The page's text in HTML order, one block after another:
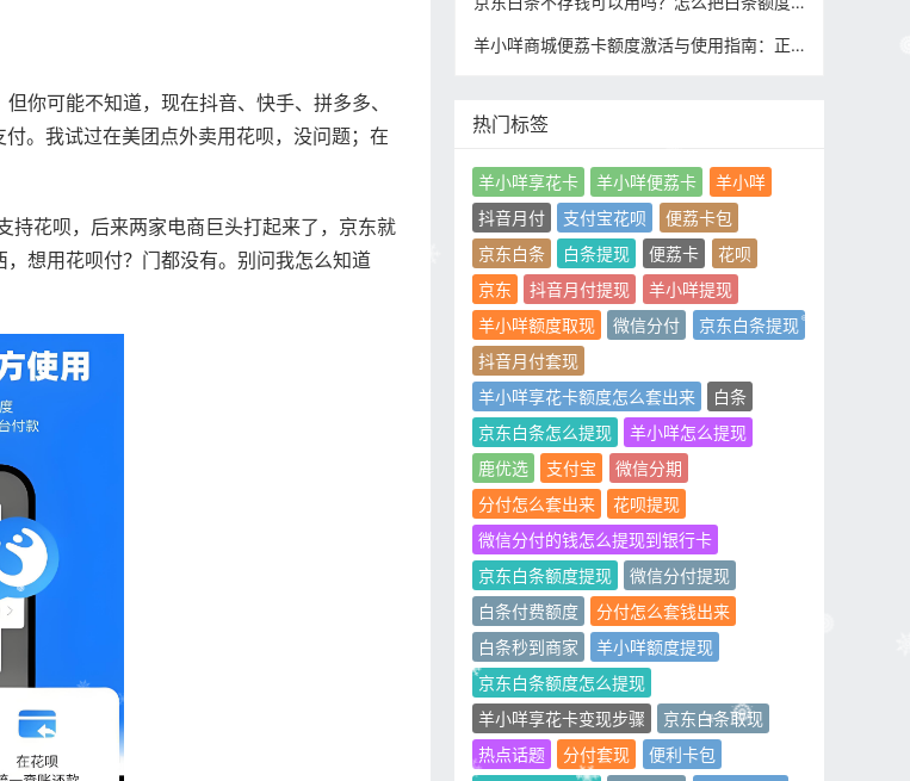
你可能不知道，现在抖音、快手、拼多多、
。我试过在美团点外卖用花呗，没问题；在
持花呗，后来两家电商巨头打起来了，京东就
想用花呗付？门都没有。别问我怎么知道
羊小咩商城便荔卡额度激活与使用指南：正规途径是关键
热门标签
羊小咩享花卡 羊小咩便荔卡
羊小咩
抖音月付
支付宝花呗
便荔卡包
京东白条
白条提现 便荔卡
花呗
京东
抖音月付提现
羊小咩提现
羊小咩额度取现
微信分付
京东白条提现
抖音月付套现
羊小咩享花卡额度怎么套出来
白条
京东白条怎么提现
羊小咩怎么提现
鹿优选
支付宝
微信分期
分付怎么套出来
花呗提现
微信分付的钱怎么提现到银行卡
京东白条额度提现
微信分付提现
白条付费额度
分付怎么套钱出来
白条秒到商家
羊小咩额度提现
京东白条额度怎么提现
羊小咩享花卡变现步骤
京东白条取现
热点话题
分付套现
便利卡包